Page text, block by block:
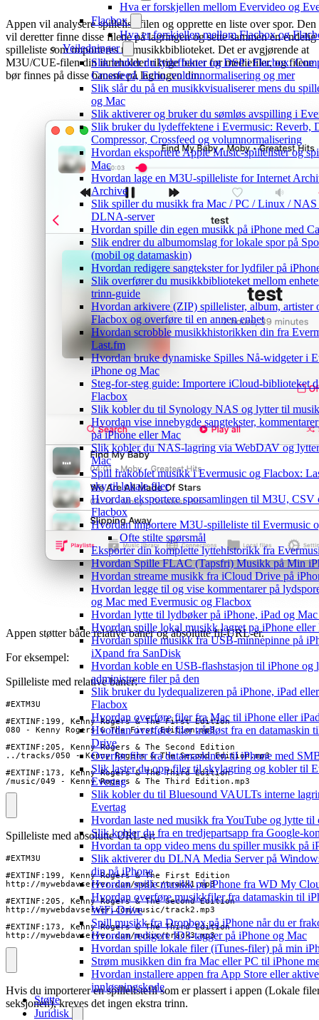
Hva er forskjellen mellom Evervideo og
Flacbox
Hva er forskjellen mellom Flacbox og
Veiledninger
Slik bruker du lydeffekter og DSP i Flacbox:
Crossfeed, Echo, volumnormalisering og mer
Slik slår du på en musikkvisualiserer mens du
og Mac
Slik aktiverer og bruker du sømløs avspilling i
Slik bruker du lydeffektene i Evermusic: Reverb,
Compressor, Crossfeed og volumnormalisering
Hvordan eksportere Apple Music-spillelister og
Mac
Hvordan lage en M3U-spilleliste for Internet
Archive
Slik spiller du musikk fra Mac / PC / Linux / NAS
DLNA-server
Hvordan spille din egen musikk på iPhone med
Slik endrer du albumomslag for lokale spor på
(mobil og datamaskin)
Hvordan redigere sangtekster for lydfiler på
Slik overfører du musikkbiblioteket mellom
trinn-guide
Hvordan arkivere (ZIP) spillelister, album, artister
Flacbox og overføre til en annen enhet
Hvordan scrobble musikkhistorikken din fra
Last.fm
Hvordan bruke dynamiske Spilles Nå-widgeter i
iPhone og Mac
Steg-for-steg guide: Importere iCloud-biblioteket
Flacbox
Slik kobler du til Synology NAS og lytter til
Hvordan vise innebygde sangtekster,
på iPhone eller Mac
Slik kobler du NAS-lagring via WebDAV og
Mac
Spill frakoblet musikk i Evermusic og Flacbox:
sky til lokale filer
Hvordan eksportere sporsamlingen til M3U,
Flacbox
Hvordan importere M3U-spilleliste til Evermusic
Ofte stilte spørsmål
Eksporter din komplette lyttehistorikk fra
Hvordan Spille FLAC (Tapsfri) Musikk på Min
Hvordan streame musikk fra iCloud Drive på
Hvordan legge til og vise kommentarer på
og Mac med Evermusic og Flacbox
Hvordan lytte til lydbøker på iPhone, iPad og
Hvordan spille lokal musikk lagret pa iPhone eller
Hvordan spille musikk fra USB-minnepinne på
iXpand fra SanDisk
Hvordan koble en USB-flashstasjon til iPhone og
administrere filer på den
Slik bruker du lydequalizeren på iPhone, iPad
Flacbox
Hvordan overføre filer fra Mac til iPhone eller
Hvordan overføre filer trådløst fra en datamaskin
Drive
Overfør filer fra datamaskinen til iPhone med
Slik laster du opp filer til skylagring og kobler til
Evertag
Slik kobler du til Bluesound VAULTs interne
Evertag
Hvordan laste ned musikk fra YouTube og lytte
Slik kobler du fra en tredjepartsapp fra Google-
Hvordan ta opp video mens du spiller musikk på
Slik aktiverer du DLNA Media Server på
din på iPhone
Hvordan spille musikk på iPhone fra WD My
Hvordan overføre musikkfiler fra datamaskin til
WiFi-Drive
Spill musikk fra Dropbox på iPhone når du er
Hvordan redigere ID3-tagger på iPhone og Mac
Hvordan spille lokale filer (iTunes-filer) på min
Strøm musikken din fra Mac eller PC til iPhone
Hvordan installere appen fra App Store eller
innløsningskode
Støtte
Juridisk
Appen vil analysere spillelistefilen og opprette en liste over spor. Den
vil deretter finne disse filene på lagringen og sette sammen en endelig
spilleliste som importeres til musikkbiblioteket. Det er avgjørende at
M3U/CUE-filen din inneholder riktige baner for mediefiler, og filene
bør finnes på disse banene på lagringen din.
Appen støtter både relative baner og absolutte fil-URL-er.
For eksempel:
Spilleliste med relative baner:
/music/049 - Kenny Rogers & The Third Edition.mp3
Spilleliste med absolutte URL-er:
http://mywebdavserver.com/music/track3.mp3
Hvis du importerer en spillelistefil som er plassert i appen (Lokale
seksjonen), kreves det ingen ekstra trinn.